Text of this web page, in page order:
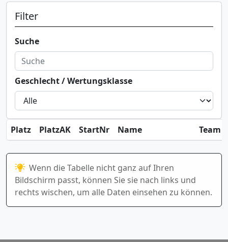
Filter
Suche
Geschlecht / Wertungsklasse
Platz PlatzAK StartNr Name Team
Wenn die Tabelle nicht ganz auf Ihren
Bildschirm passt, können Sie sie nach links und
rechts wischen, um alle Daten einsehen zu können.